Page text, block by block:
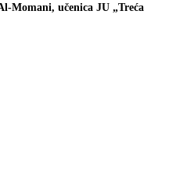
Momani, učenica JU „Treća